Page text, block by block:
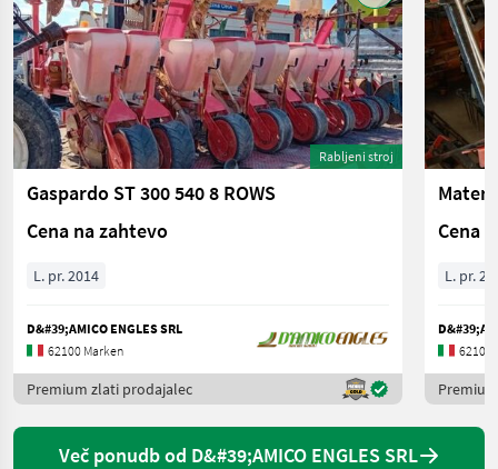
Rabljeni stroj
Gaspardo ST 300 540 8 ROWS
Cena na zahtevo
L. pr. 2014
D&#39;AMICO ENGLES SRL
62100 Marken
Premium zlati prodajalec
Cena
L. pr.
62100
Več ponudb od D&#39;AMICO ENGLES SRL